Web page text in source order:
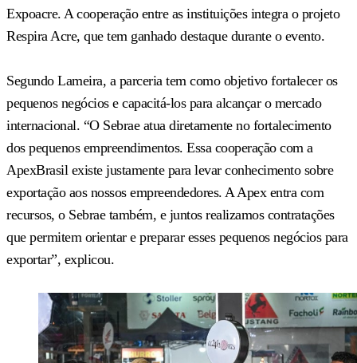
Expoacre. A cooperação entre as instituições integra o projeto
Respira Acre, que tem ganhado destaque durante o evento.
Segundo Lameira, a parceria tem como objetivo fortalecer os
pequenos negócios e capacitá-los para alcançar o mercado
internacional. “O Sebrae atua diretamente no fortalecimento
dos pequenos empreendimentos. Essa cooperação com a
ApexBrasil existe justamente para levar conhecimento sobre
exportação aos nossos empreendedores. A Apex entra com
recursos, o Sebrae também, e juntos realizamos contratações
que permitem orientar e preparar esses pequenos negócios para
exportar”, explicou.